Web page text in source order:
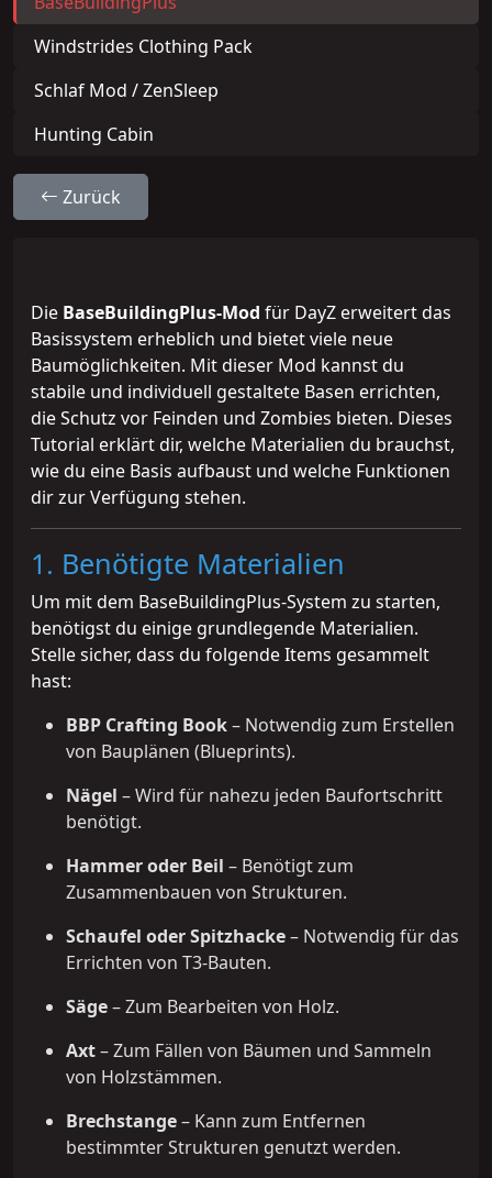
Windstrides Clothing Pack
Schlaf Mod / ZenSleep
Hunting Cabin
Zurück
Die BaseBuildingPlus-Mod für DayZ erweitert das
Basissystem erheblich und bietet viele neue
Baumöglichkeiten. Mit dieser Mod kannst du
stabile und individuell gestaltete Basen errichten,
die Schutz vor Feinden und Zombies bieten. Dieses
Tutorial erklärt dir, welche Materialien du brauchst,
wie du eine Basis aufbaust und welche Funktionen
dir zur Verfügung stehen.
1. Benötigte Materialien
Um mit dem BaseBuildingPlus-System zu starten,
benötigst du einige grundlegende Materialien.
Stelle sicher, dass du folgende Items gesammelt
hast:
BBP Crafting Book– Notwendig zum Erstellen
von Bauplänen (Blueprints).
Nägel – Wird für nahezu jeden Baufortschritt
benötigt.
Hammer oder Beil – Benötigt zum
Zusammenbauen von Strukturen.
Schaufel oder Spitzhacke– Notwendig für das
Errichten von T3-Bauten.
Säge– Zum Bearbeiten von Holz.
Axt– Zum Fällen von Bäumen und Sammeln
von Holzstämmen.
Brechstange– Kann zum Entfernen
bestimmter Strukturen genutzt werden.